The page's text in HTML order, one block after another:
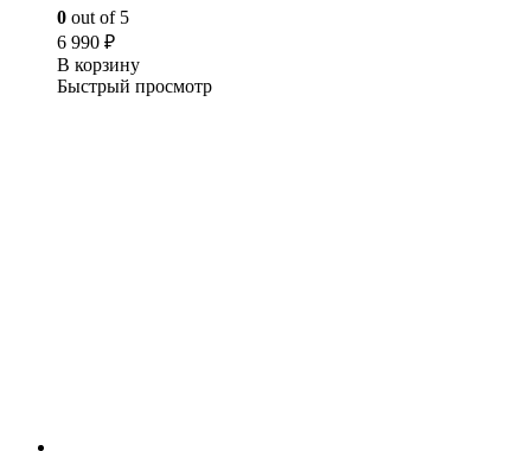
0 out of 5
6 990 ₽
В корзину
Быстрый просмотр